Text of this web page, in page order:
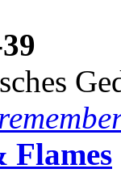
Flames